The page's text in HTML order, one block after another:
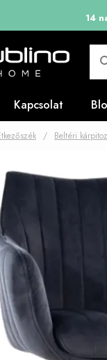
Kapcsolat
/ Beltéri